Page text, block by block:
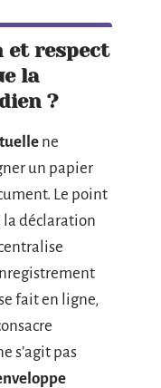
et respect
la
?
ne
un papier
Le point
la déclaration
fait en ligne,
s’agit pas